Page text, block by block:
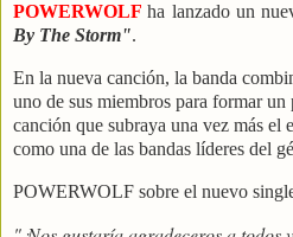
POWERWOLFha lanzado un
By The Storm".
En la nueva canción, la banda
uno de sus miembros para formar
canción que subraya una vez más el
como una de las bandas líderes del
POWERWOLF sobre el nuevo